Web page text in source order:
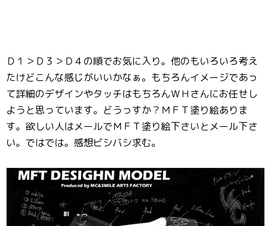
Ｄ１＞Ｄ３＞Ｄ４の順でお気に入り。他のもいろいろ考え
たけどこんな感じがいいかなぁ。もちろんイメージであっ
て詳細のデザインやタッチはもちろんＷＨさんにお任せし
ようと思っています。どうっすか？ＭＦＴ塗り絵ありま
す。欲しい人はメールでＭＦＴ塗り絵下さいとメール下さ
い。ではでは。感想ビシバシ求む。